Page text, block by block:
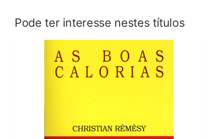
Pode ter interesse nestes títulos